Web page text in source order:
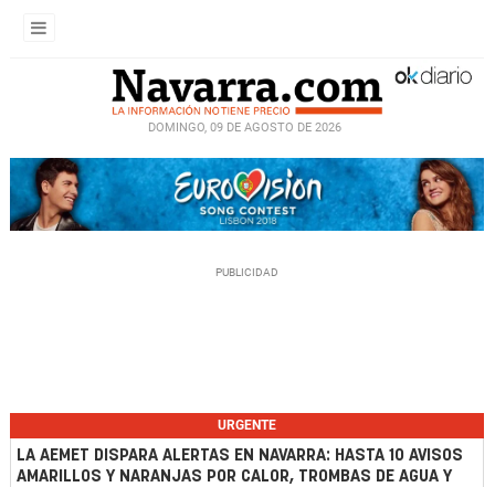
DOMINGO, 09 DE AGOSTO DE 2026
URGENTE
LA AEMET DISPARA ALERTAS EN NAVARRA: HASTA 10 AVISOS
AMARILLOS Y NARANJAS POR CALOR, TROMBAS DE AGUA Y